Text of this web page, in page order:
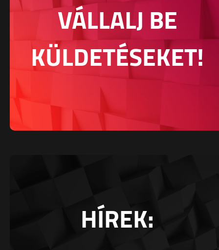
VÁLLALJ BE
KÜLDETÉSEKET!
HÍREK: